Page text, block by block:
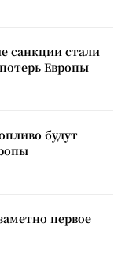
санкции стали
Европы
будут
первое